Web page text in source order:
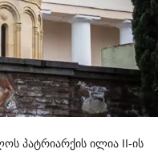
პატრიარქის ილია II-ის